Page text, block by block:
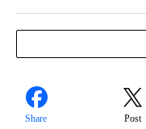
Share Post